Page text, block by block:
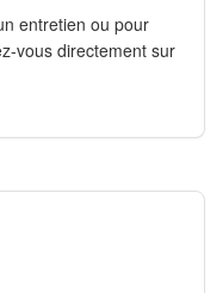
entretien ou pour
vous directement sur